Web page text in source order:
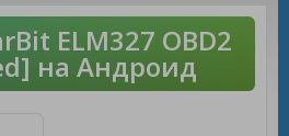
ELM327 OBD2
на Андроид